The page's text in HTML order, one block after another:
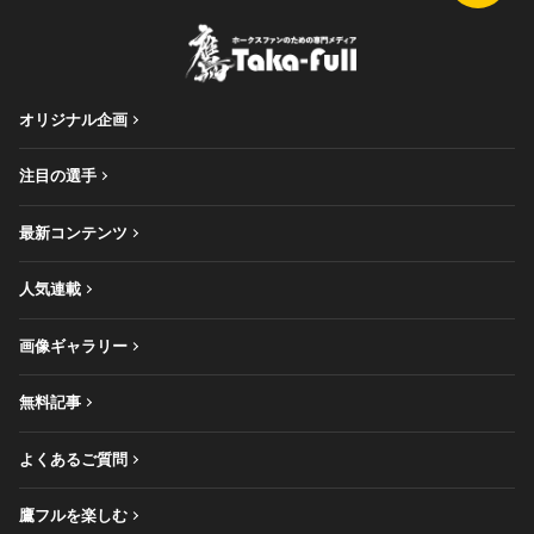
オリジナル企画
注目の選手
最新コンテンツ
人気連載
画像ギャラリー
無料記事
よくあるご質問
鷹フルを楽しむ